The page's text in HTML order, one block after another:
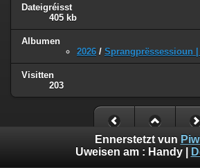
Dateigréisst
405 kb
Albumen
2026 / Sprangprëssessioun |
Visitten
203
Ennerstetzt vun
Uweisen am : Handy|